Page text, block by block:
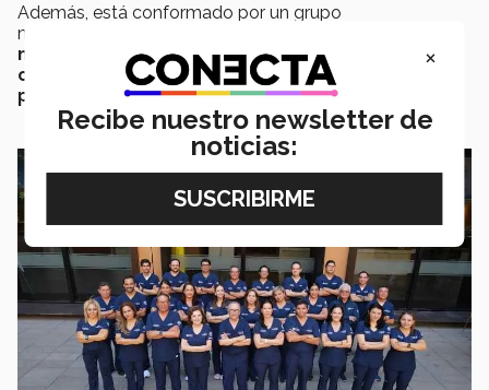
Además, está conformado por un grupo
multidisciplinario que incluye
neonatales
pediátricos y de adultos
, así como
cardiólogos,anestesiólogos, cirujanos
perfusionistas.
×
Recibe nuestro newsletter de
noticias: